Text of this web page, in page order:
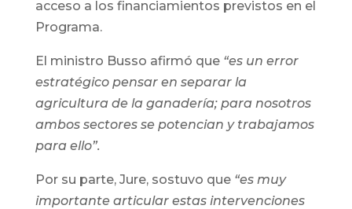
acceso a los financiamientos previstos en el
Programa.
El ministro Busso afirmó que “es un error
estratégico pensar en separar la
agricultura de la ganadería; para nosotros
ambos sectores se potencian y trabajamos
para ello”.
Por su parte, Jure, sostuvo que “es muy
importante articular estas intervenciones